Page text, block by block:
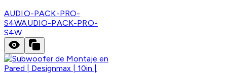
AUDIO-PACK-PRO-
S4WAUDIO-PACK-PRO-
S4W